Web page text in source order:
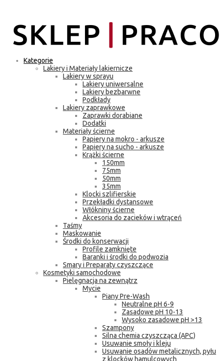
Kategorie
Lakiery i Materiały lakiernicze
Lakiery w sprayu
Lakiery uniwersalne
Lakiery bezbarwne
Podkłady
Lakiery zaprawkowe
Zaprawki dorabiane
Dodatki
Materiały ścierne
Papiery na mokro - arkusze
Papiery na sucho - arkusze
Krążki ścierne
150mm
75mm
50mm
35mm
Klocki szlifierskie
Przekładki dystansowe
Włókniny ścierne
Akcesoria do zacieków i wtrąceń
Taśmy
Maskowanie
Środki do konserwacji
Profile zamknięte
Baranki i środki do podwozia
Smary i Preparaty czyszczące
Kosmetyki samochodowe
Pielęgnacja na zewnątrz
Mycie
Piany Pre-Wash
Neutralne pH 6-9
Zasadowe pH 10-13
Wysoko zasadowe pH >13
Szampony
Silna chemia czyszcząca (APC)
Usuwanie smoły i kleju
Usuwanie osadów metalicznych, pyłu
z klocków hamulcowych